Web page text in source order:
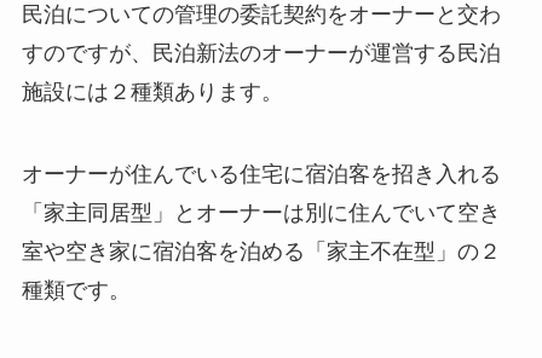
民泊についての管理の委託契約をオーナーと交わ
すのですが、民泊新法のオーナーが運営する民泊
施設には２種類あります。
オーナーが住んでいる住宅に宿泊客を招き入れる
「家主同居型」とオーナーは別に住んでいて空き
室や空き家に宿泊客を泊める「家主不在型」の２
種類です。